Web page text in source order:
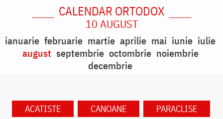
CALENDAR ORTODOX
10 AUGUST
ianuarie februarie martie aprilie mai iunie iulie
august septembrie octombrie noiembrie
decembrie
ACATISTE CANOANE
PARACLISE